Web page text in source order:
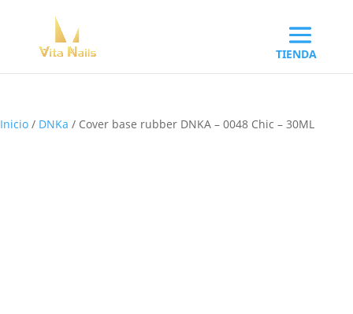
Inicio / DNKa / Cover base rubber DNKA – 0048 Chic – 30ML